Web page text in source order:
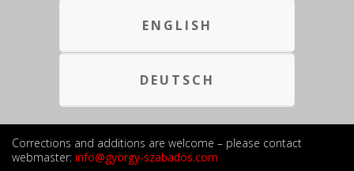
ENGLISH
DEUTSCH
Corrections and additions are welcome – please contact
webmaster: info@györgy-szabados.com